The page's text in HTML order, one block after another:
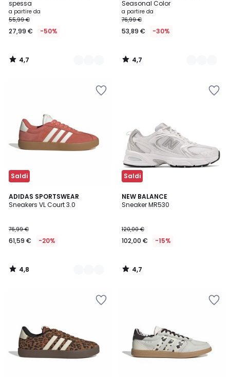
spessa
Prezzo
a
partire
27,99
€
sconto
applicato.
a partire da
55,99 €
27,99 € -50%
4,7
/
Seasonal Color
a partire da
76,99 €
53,89 € -30%
4,7
/
Saldi
ADIDAS SPORTSWEAR
Sneakers VL Court 3.0
76,99 €
61,59 € -20%
4,8
/ 5
5
Colori
4,8
/
Saldi
NEW BALANCE
Sneaker MR530
120,00 €
102,00 € -15%
4,7
/ 5
4,7
/